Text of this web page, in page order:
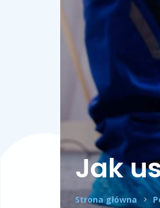
Jak
Strona główna